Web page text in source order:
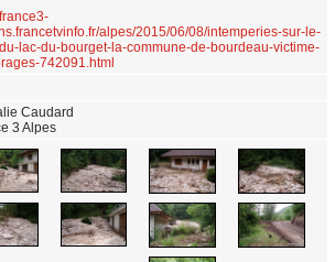
alpes/2015/06/08/intemperies-sur-le-
lac-du-bourget-la-commune-de-bourdeau-victime-
742091.html
Caudard
3 Alpes